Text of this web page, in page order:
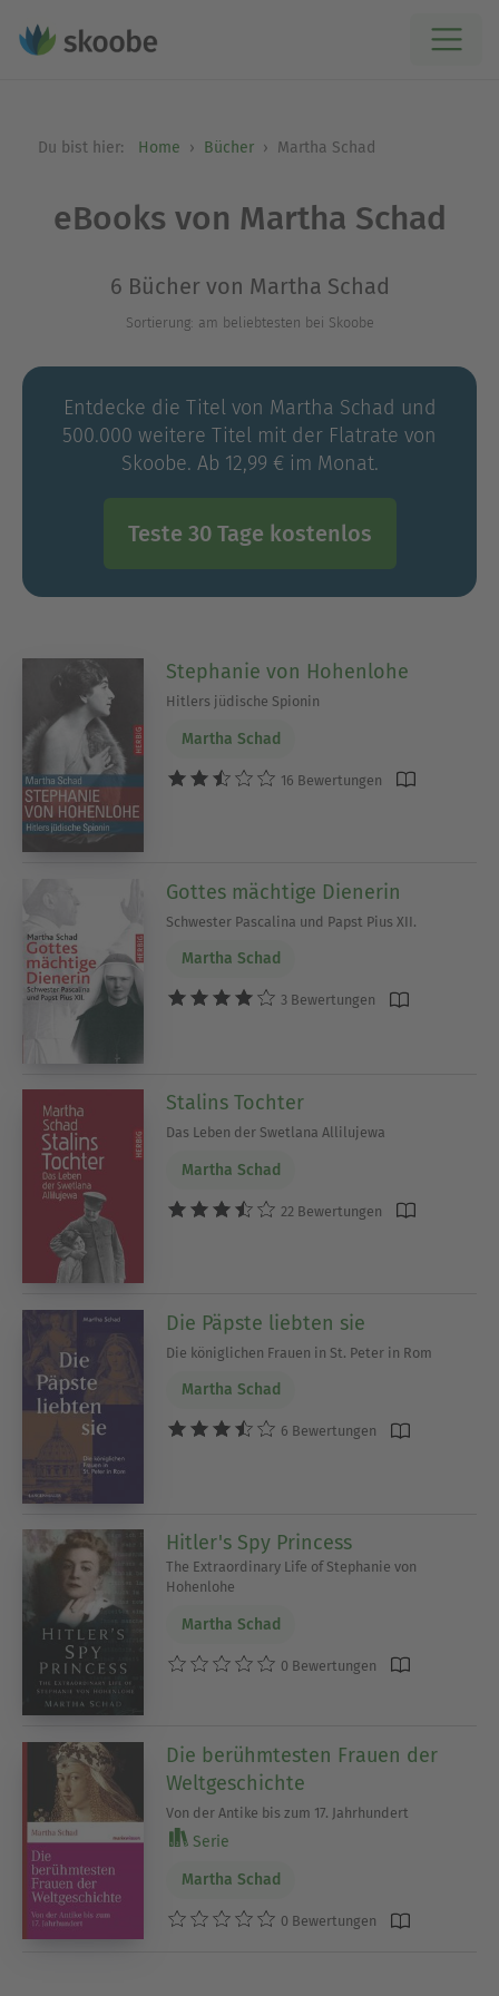
Du bist hier: Home Bücher Martha Schad
eBooks von Martha Schad
6 Bücher von Martha Schad
Sortierung: am beliebtesten bei Skoobe
Entdecke die Titel von Martha Schad und
500.000 weitere Titel mit der Flatrate von
Skoobe. Ab 12,99 € im Monat.
Teste 30 Tage kostenlos
Stephanie von Hohenlohe
Hitlers jüdische Spionin
Martha Schad
16 Bewertungen
Gottes mächtige Dienerin
Schwester Pascalina und Papst Pius XII.
Martha Schad
3 Bewertungen
Stalins Tochter
Das Leben der Swetlana Allilujewa
Martha Schad
22 Bewertungen
Die Päpste liebten sie
Die königlichen Frauen in St. Peter in Rom
Martha Schad
6 Bewertungen
Hitler's Spy Princess
The Extraordinary Life of Stephanie von
Hohenlohe
Martha Schad
0 Bewertungen
Die berühmtesten Frauen der
Weltgeschichte
Von der Antike bis zum 17. Jahrhundert
Serie
Martha Schad
0 Bewertungen